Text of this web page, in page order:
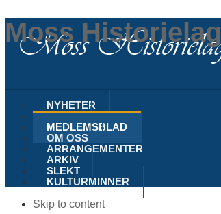
Moss Historielag
NYHETER
MOSS
MEDLEMSBLAD
OM OSS
ARRANGEMENTER
ARKIV
SLEKT
KULTURMINNER
Skip to content